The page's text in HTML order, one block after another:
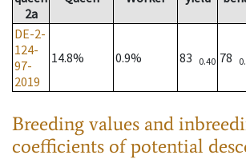
2a
DE-2-
124-
97-
2019
14.8% 0.9% 83 0.40 78
Breeding values and
coefficients of potential